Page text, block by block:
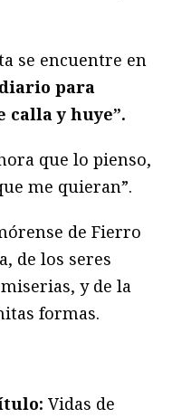
se encuentre en
para
calla y huye”.
que lo pienso,
me quieran”.
de Fierro
de los seres
y de la
formas.
Vidas de